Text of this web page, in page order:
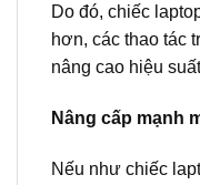
Do đó, chiếc
hơn, các thao tác
nâng cao hiệu
Nâng cấp mạnh
Nếu như chiếc